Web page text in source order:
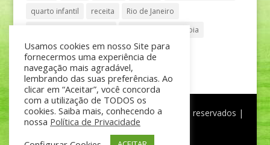
quarto infantil
receita
Rio de Janeiro
Shopping Vila Olímpia
São Paulo
teatro tênis
®Mãe de Menino | © Todos os direitos reservados |
Política de Privacidade
Usamos cookies em nosso Site para
fornecermos uma experiência de
navegação mais agradável,
lembrando das suas preferências. Ao
clicar em “Aceitar”, você concorda
com a utilização de TODOS os
cookies. Saiba mais, conhecendo a
nossa Política de Privacidade